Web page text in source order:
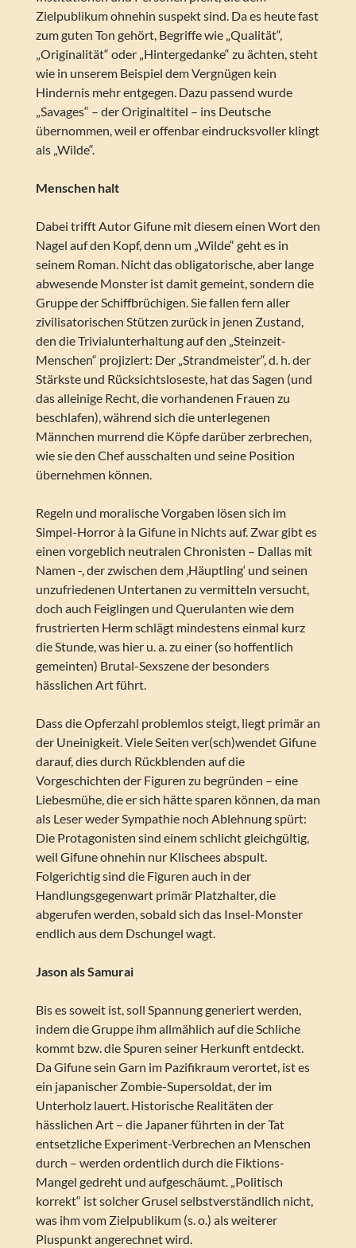
Zielpublikum ohnehin suspekt sind. Da es heute fast
zum guten Ton gehört, Begriffe wie „Qualität“,
„Originalität“ oder „Hintergedanke“ zu ächten, steht
wie in unserem Beispiel dem Vergnügen kein
Hindernis mehr entgegen. Dazu passend wurde
„Savages“ – der Originaltitel – ins Deutsche
übernommen, weil er offenbar eindrucksvoller klingt
als „Wilde“.
Menschen halt
Dabei trifft Autor Gifune mit diesem einen Wort den
Nagel auf den Kopf, denn um „Wilde“ geht es in
seinem Roman. Nicht das obligatorische, aber lange
abwesende Monster ist damit gemeint, sondern die
Gruppe der Schiffbrüchigen. Sie fallen fern aller
zivilisatorischen Stützen zurück in jenen Zustand,
den die Trivialunterhaltung auf den „Steinzeit-
Menschen“ projiziert: Der „Strandmeister“, d. h. der
Stärkste und Rücksichtsloseste, hat das Sagen (und
das alleinige Recht, die vorhandenen Frauen zu
beschlafen), während sich die unterlegenen
Männchen murrend die Köpfe darüber zerbrechen,
wie sie den Chef ausschalten und seine Position
übernehmen können.
Regeln und moralische Vorgaben lösen sich im
Simpel-Horror à la Gifune in Nichts auf. Zwar gibt es
einen vorgeblich neutralen Chronisten – Dallas mit
Namen -, der zwischen dem ‚Häuptling‘ und seinen
unzufriedenen Untertanen zu vermitteln versucht,
doch auch Feiglingen und Querulanten wie dem
frustrierten Herm schlägt mindestens einmal kurz
die Stunde, was hier u. a. zu einer (so hoffentlich
gemeinten) Brutal-Sexszene der besonders
hässlichen Art führt.
Dass die Opferzahl problemlos steigt, liegt primär an
der Uneinigkeit. Viele Seiten ver(sch)wendet Gifune
darauf, dies durch Rückblenden auf die
Vorgeschichten der Figuren zu begründen – eine
Liebesmühe, die er sich hätte sparen können, da man
als Leser weder Sympathie noch Ablehnung spürt:
Die Protagonisten sind einem schlicht gleichgültig,
weil Gifune ohnehin nur Klischees abspult.
Folgerichtig sind die Figuren auch in der
Handlungsgegenwart primär Platzhalter, die
abgerufen werden, sobald sich das Insel-Monster
endlich aus dem Dschungel wagt.
Jason als Samurai
Bis es soweit ist, soll Spannung generiert werden,
indem die Gruppe ihm allmählich auf die Schliche
kommt bzw. die Spuren seiner Herkunft entdeckt.
Da Gifune sein Garn im Pazifikraum verortet, ist es
ein japanischer Zombie-Supersoldat, der im
Unterholz lauert. Historische Realitäten der
hässlichen Art – die Japaner führten in der Tat
entsetzliche Experiment-Verbrechen an Menschen
durch – werden ordentlich durch die Fiktions-
Mangel gedreht und aufgeschäumt. „Politisch
korrekt“ ist solcher Grusel selbstverständlich nicht,
was ihm vom Zielpublikum (s. o.) als weiterer
Pluspunkt angerechnet wird.